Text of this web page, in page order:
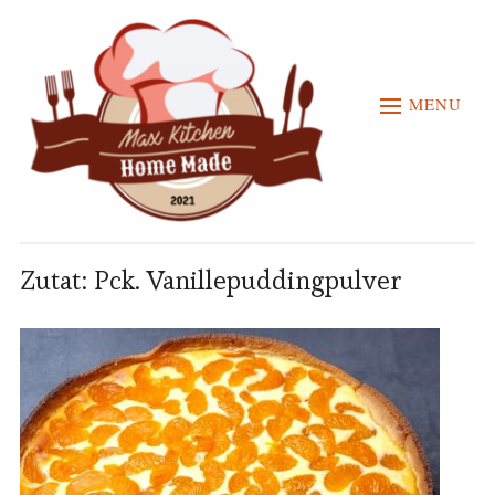
MENU
Zutat: Pck. Vanillepuddingpulver